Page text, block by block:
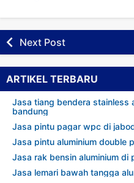
Next Post
ARTIKEL TERBARU
Jasa tiang bendera stainless
bandung
Jasa pintu pagar wpc di
Jasa pintu aluminium double
Jasa rak bensin aluminium di
Jasa lemari bawah tangga